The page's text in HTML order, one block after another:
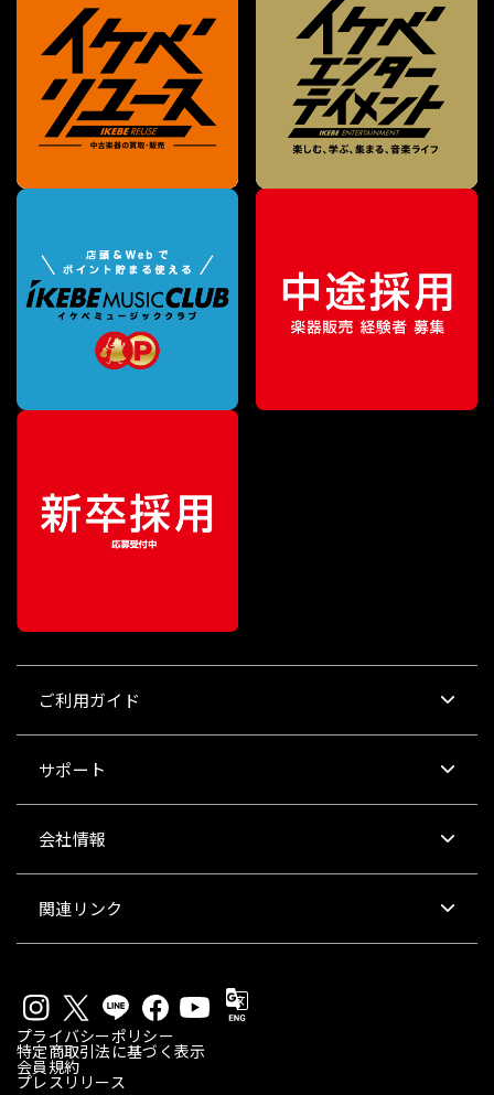
ご利用ガイド
サポート
会社情報
関連リンク
プライバシーポリシー
特定商取引法に基づく表示
会員規約
プレスリリース